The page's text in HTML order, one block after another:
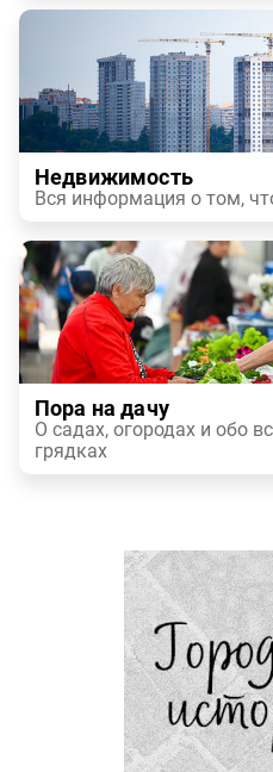
Недвижимость
Вся информация о том,
Пора на дачу
О садах, огородах и обо
грядках